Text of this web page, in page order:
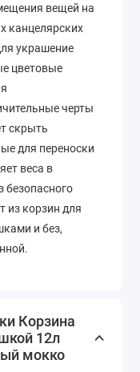
вещей на
канцелярских
украшение
цветовые
черты
скрыть
для переноски
веса в
безопасного
из корзин для
и без,
Корзина
12л
мокко